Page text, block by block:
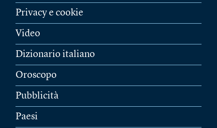
Privacy e cookie
Video
Dizionario italiano
Oroscopo
Pubblicità
Paesi